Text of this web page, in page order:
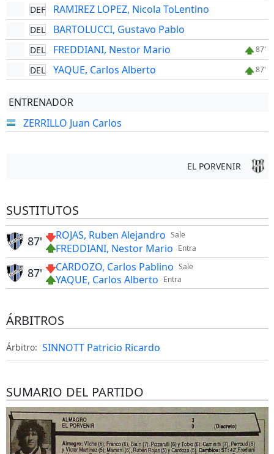
DEF RAMIREZ LOPEZ, Nicola ToLentino
DEL BARTOLUCCI, Gustavo Pablo
DEL FREDDIANI, Nestor Mario 87'
DEL YAQUE, Carlos Alberto 87'
ENTRENADOR
ZERRILLO Juan Carlos
EL PORVENIR
SUSTITUTOS
Sale
ROJAS, Ruben Alejandro
Entra
FREDDIANI, Nestor Mario
87'
Sale
CARDOZO, Carlos Pablino
Entra
YAQUE, Carlos Alberto
87'
ÁRBITROS
Árbitro: SINNOTT Patricio Ricardo
SUMARIO DEL PARTIDO